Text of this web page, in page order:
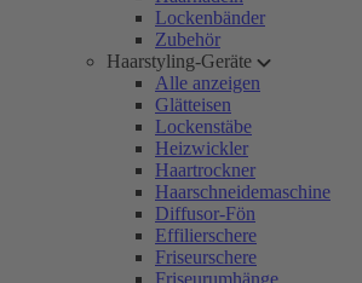
Lockenbänder
Zubehör
Haarstyling-Geräte
Alle anzeigen
Glätteisen
Lockenstäbe
Heizwickler
Haartrockner
Haarschneidemaschine
Diffusor-Fön
Effilierschere
Friseurschere
Friseurumhänge